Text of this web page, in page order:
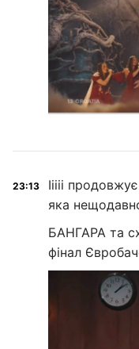
23:13
Ііііі
яка
БАНГАРА та
фінал